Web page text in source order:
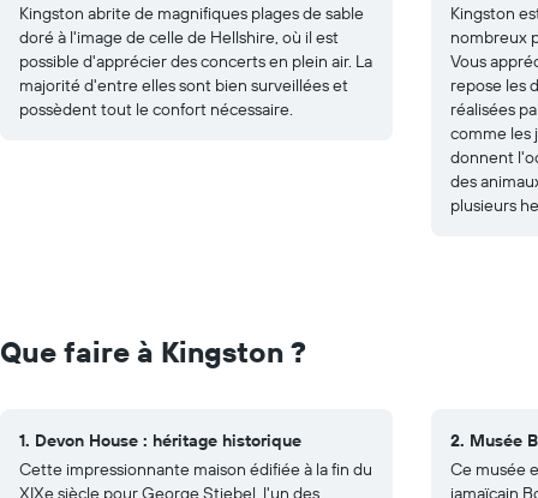
Kingston abrite de magnifiques plages de sable
doré à l'image de celle de Hellshire, où il est
possible d'apprécier des concerts en plein air. La
majorité d'entre elles sont bien surveillées et
possèdent tout le confort nécessaire.
Kingston
nombreux
Vous
repose les
réalisées
comme les
donnent
des
plusieurs
Que faire à Kingston ?
1. Devon House : héritage historique
Cette impressionnante maison édifiée à la fin du
XIXe siècle pour George Stiebel, l'un des
2. Musée
Ce musée
jamaïcain